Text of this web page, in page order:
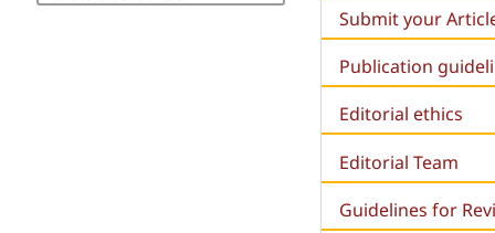
Submit your
Publication
Editorial ethics
Editorial Team
Guidelines for